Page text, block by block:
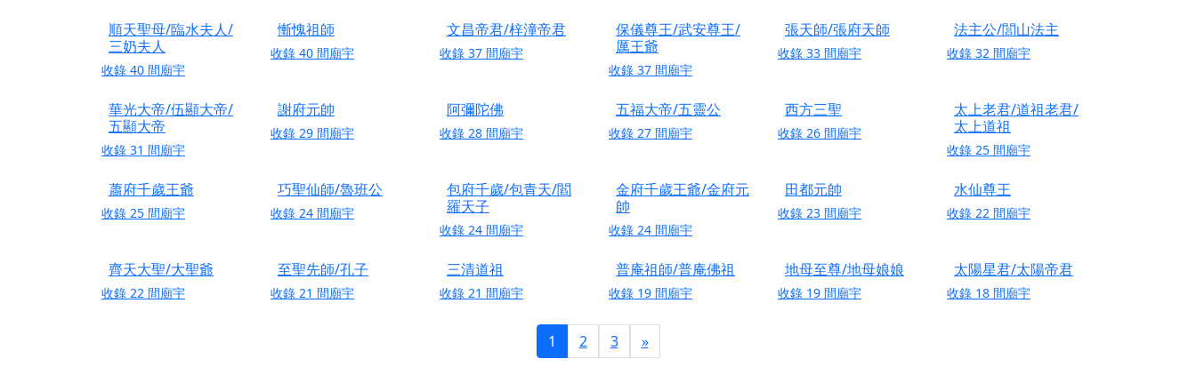
歡迎友廟長官、小編加入我們LINE官方帳號，讓我們協助您的廟宇推廣。
歡迎信眾分享您前往廟宇的參拜體驗，推廣您的信仰
順天聖母/臨水夫人/
三奶夫人
收錄 40 間廟宇
慚愧祖師
收錄 40 間廟宇
文昌帝君/梓潼帝君
收錄 37 間廟宇
保儀尊王/武安尊王/
厲王爺
收錄 37 間廟宇
張天師/張府天師
收錄 33 間廟宇
法主公/閭山法主
收錄 32 間廟宇
華光大帝/伍顯大帝/
五顯大帝
收錄 31 間廟宇
謝府元帥
收錄 29 間廟宇
阿彌陀佛
收錄 28 間廟宇
五福大帝/五靈公
收錄 27 間廟宇
西方三聖
收錄 26 間廟宇
太上老君/道祖老君/
太上道祖
收錄 25 間廟宇
蕭府千歲王爺
收錄 25 間廟宇
巧聖仙師/魯班公
收錄 24 間廟宇
包府千歲/包青天/閻
羅天子
收錄 24 間廟宇
金府千歲王爺/金府元
帥
收錄 24 間廟宇
田都元帥
收錄 23 間廟宇
水仙尊王
收錄 22 間廟宇
齊天大聖/大聖爺
收錄 22 間廟宇
至聖先師/孔子
收錄 21 間廟宇
三清道祖
收錄 21 間廟宇
普庵祖師/普庵佛祖
收錄 19 間廟宇
地母至尊/地母娘娘
收錄 19 間廟宇
太陽星君/太陽帝君
收錄 18 間廟宇
1 2 3 »